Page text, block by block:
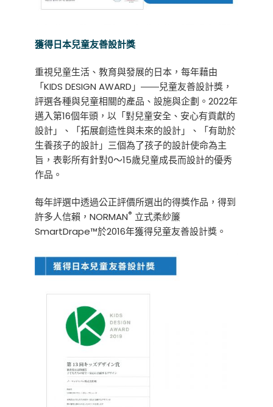
獲得日本兒童友善設計獎
重視兒童生活、教育與發展的日本，每年藉由
「KIDS DESIGN AWARD」――兒童友善設計獎，
評選各種與兒童相關的產品、設施與企劃。2022年
邁入第16個年頭，以「對兒童安全、安心有貢獻的
設計」、「拓展創造性與未來的設計」、「有助於
生養孩子的設計」三個為了孩子的設計使命為主
旨，表彰所有針對0～15歲兒童成長而設計的優秀
作品。
每年評選中透過公正評價所選出的得獎作品，得到
許多人信賴，NORMAN® 立式柔紗簾
SmartDrape™於2016年獲得兒童友善設計獎。